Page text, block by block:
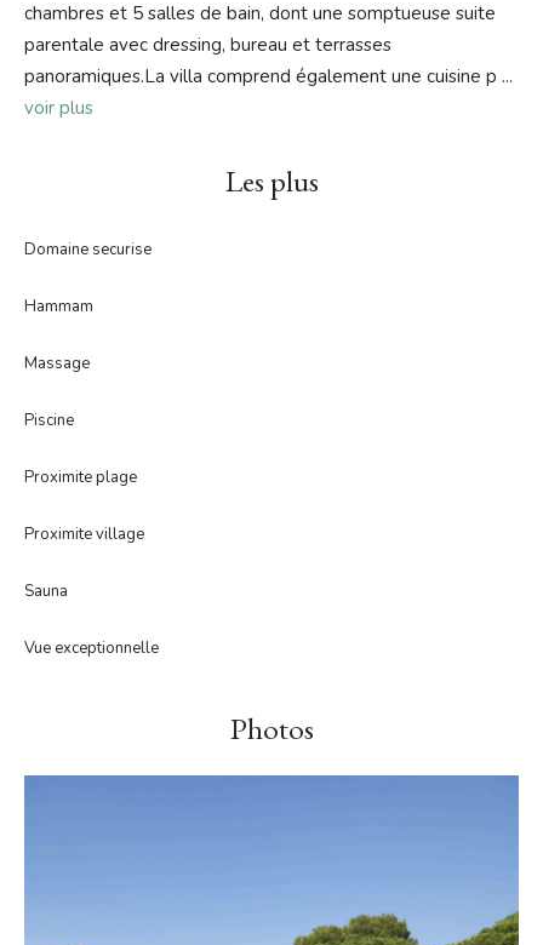
chambres et 5 salles de bain, dont une somptueuse suite
parentale avec dressing, bureau et terrasses
panoramiques.La villa comprend également une cuisine p ...
voir plus
Les plus
Domaine securise
Hammam
Massage
Piscine
Proximite plage
Proximite village
Sauna
Vue exceptionnelle
Photos